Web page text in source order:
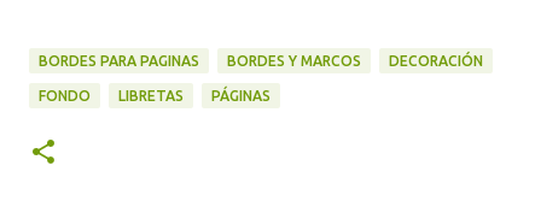
BORDES PARA PAGINAS BORDES Y MARCOS DECORACIÓN
FONDO LIBRETAS PÁGINAS